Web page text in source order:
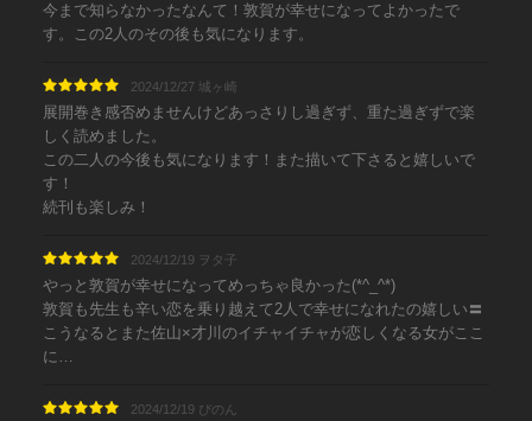
今まで知らなかったなんて！敦賀が幸せになってよかったで
す。この2人のその後も気になります。
2024/12/27 城ヶ崎
展開巻き感否めませんけどあっさりし過ぎず、重た過ぎずで楽
しく読めました。
この二人の今後も気になります！また描いて下さると嬉しいで
す！
続刊も楽しみ！
2024/12/19 ヲタ子
やっと敦賀が幸せになってめっちゃ良かった(*^_^*)
敦賀も先生も辛い恋を乗り越えて2人で幸せになれたの嬉しい〓
こうなるとまた佐山×才川のイチャイチャが恋しくなる女がここ
に…
2024/12/19 ぴのん